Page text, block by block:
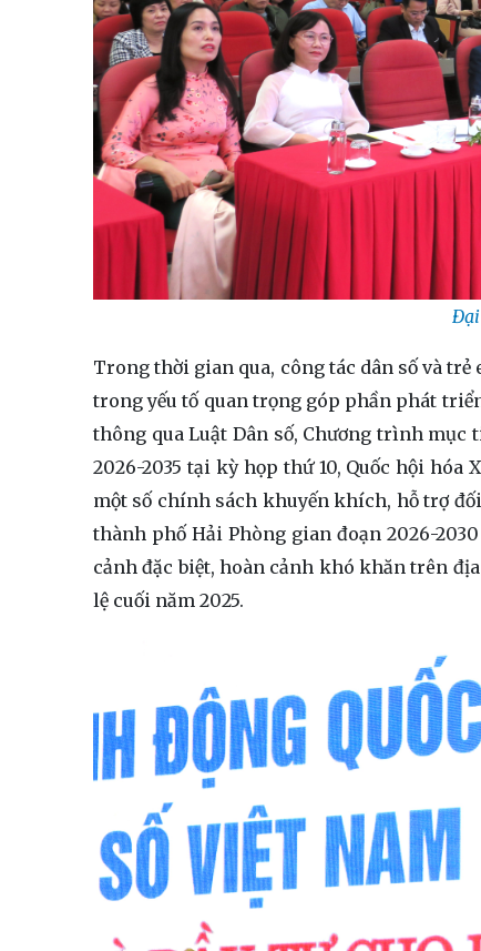
Trong thời gian qua, công tác dân số và
trong yếu tố quan trọng góp phần phát
thông qua Luật Dân số, Chương trình mục
2026-2035 tại kỳ họp thứ 10, Quốc hội
một số chính sách khuyến khích, hỗ trợ
thành phố Hải Phòng gian đoạn 2026-
cảnh đặc biệt, hoàn cảnh khó khăn trên
lệ cuối năm 2025.